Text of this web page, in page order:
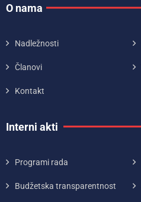
O nama
Nadležnosti
Članovi
Kontakt
Interni akti
Programi rada
Budžetska transparentnost